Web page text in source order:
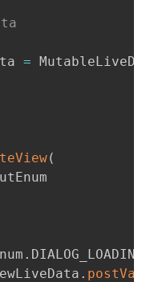
=
(
.
.